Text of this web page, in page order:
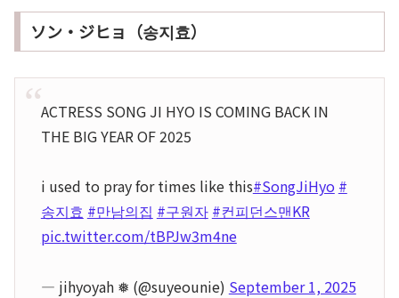
ソン・ジヒョ（송지효）
ACTRESS SONG JI HYO IS COMING BACK IN
THE BIG YEAR OF 2025
i used to pray for times like this#SongJiHyo #
송지효 #만남의집 #구원자 #컨피던스맨KR
pic.twitter.com/tBPJw3m4ne
— jihyoyah ❅ (@suyeounie) September 1, 2025